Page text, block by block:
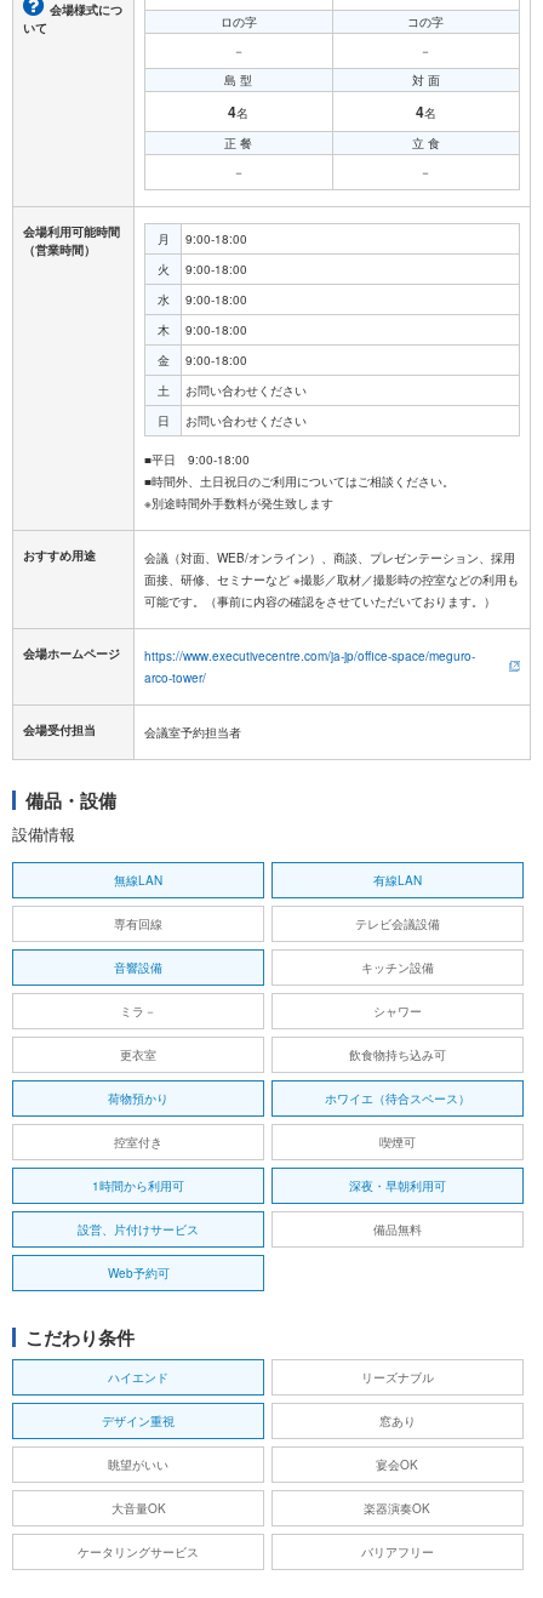
会場様式につ
いて
ロの字
－
コの字
－
島 型
4名
対 面
4名
正 餐
－
立 食
－
会場利用可能時間
（営業時間）
月
9:00-18:00
火
9:00-18:00
水
9:00-18:00
木
9:00-18:00
金
9:00-18:00
土
お問い合わせください
日
お問い合わせください
■平日 9:00-18:00
■時間外、土日祝日のご利用についてはご相談ください。
おすすめ用途
会議（対面、WEB/オンライン）、商談、プレゼンテーション、採用
面接、研修、セミナーなど ※撮影／取材／撮影時の控室などの利用も
可能です。（事前に内容の確認をさせていただいております。）
会場ホームページ
https://www.executivecentre.com/ja-jp/office-space/meguro-
arco-tower/
会場受付担当 会議室予約担当者
備品・設備
設備情報
無線LAN 有線LAN
専有回線 テレビ会議設備
音響設備 キッチン設備
ミラ－ シャワー
更衣室 飲食物持ち込み可
荷物預かり ホワイエ（待合スペース）
控室付き 喫煙可
1時間から利用可 深夜・早朝利用可
設営、片付けサービス 備品無料
Web予約可
こだわり条件
ハイエンド リーズナブル
デザイン重視 窓あり
眺望がいい 宴会OK
大音量OK 楽器演奏OK
ケータリングサービス バリアフリー